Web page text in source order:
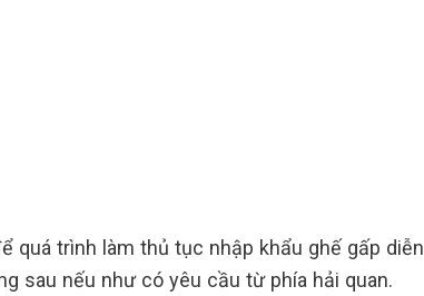
quá trình làm thủ tục nhập khẩu ghế gấp diễn
sau nếu như có yêu cầu từ phía hải quan.